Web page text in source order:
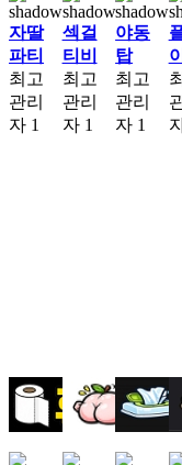
자딸
파티
최고
관리
자 1
섹걸
티비
최고
관리
자 1
야동
탑
최고
관리
자 1